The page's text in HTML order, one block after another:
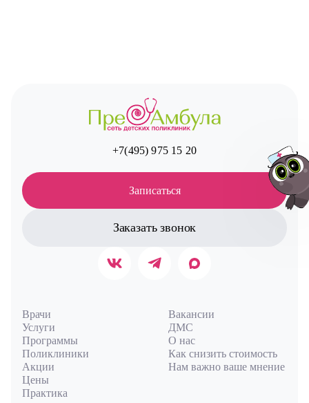
+7(495) 975 15 20
Записаться
Заказать звонок
Врачи
Услуги
Программы
Поликлиники
Акции
Цены
Практика
Вакансии
ДМС
О нас
Как снизить стоимость
Нам важно ваше мнение